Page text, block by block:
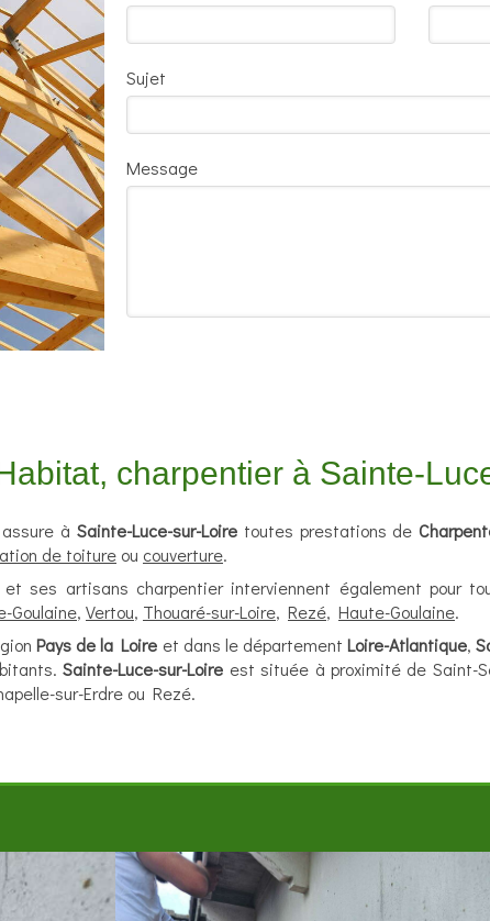
Sujet
Message
charpentier à Sainte-
à Sainte-Luce-sur-Loiretoutes prestations de
de toiture ou couverture.
ses artisans charpentier interviennent également pour
Goulaine, Vertou, Thouaré-sur-Loire, Rezé, Haute-Goulaine.
Pays de la Loire et dans le département Loire-Atlantique,
Sainte-Luce-sur-Loire est située à proximité de Saint-
sur-Erdre ou Rezé.